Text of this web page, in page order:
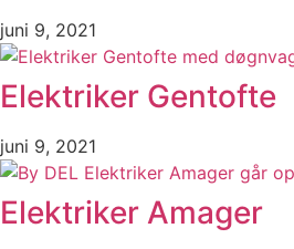
juni 9, 2021
Elektriker Gentofte
juni 9, 2021
Elektriker Amager